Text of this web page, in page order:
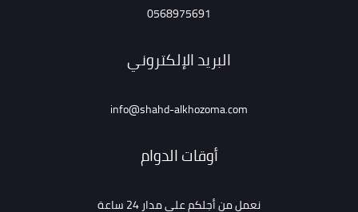
0568975691
البريد الإلكتروني
info@shahd-alkhozoma.com
أوقات الدوام
نعمل من أجلكم على مدار 24 ساعة